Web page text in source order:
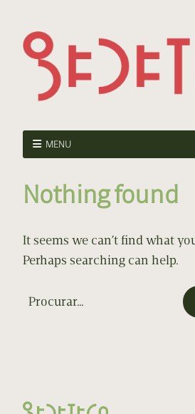
MENU
Nothing found
It seems we can’t find what
Perhaps searching can help.